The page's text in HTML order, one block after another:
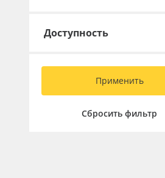
Доступность
Применить
Сбросить фильтр